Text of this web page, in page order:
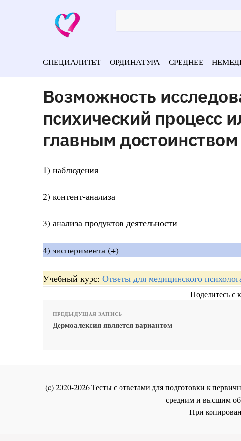
СПЕЦИАЛИТЕТ ОРДИНАТУРА СРЕДНЕЕ
Возможность
психический процесс
главным достоинством
1) наблюдения
2) контент-анализа
3) анализа продуктов деятельности
4) эксперимента (+)
Учебный курс: Ответы для медицинского
Поделитесь с
ПРЕДЫДУЩАЯ ЗАПИСЬ
Дермоалексия является вариантом
(c) 2020-2026 Тесты с ответами для подготовки к
средним и высшим
При